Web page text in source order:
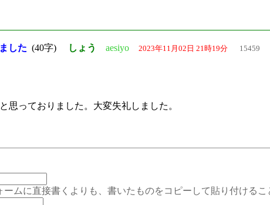
した (40字) しょう aesiyo 2023年11月02日 21時19分 15459
思っておりました。大変失礼しました。
直接書くよりも、書いたものをコピーして貼り付けるこ